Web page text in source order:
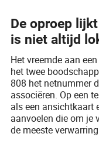
De oproep
is niet altijd
Het vreemde aan
het twee
808 het netnummer
associëren. Op een
als een ansichtkaart
aanvoelen die om je
de meeste